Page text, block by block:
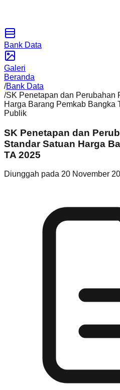
Bank Data
Galeri
Beranda
/Bank Data
/SK Penetapan dan Perubahan
Harga Barang Pemkab Bangka
Publik
SK Penetapan dan
Standar Satuan Harga
TA 2025
Diunggah pada 20 November